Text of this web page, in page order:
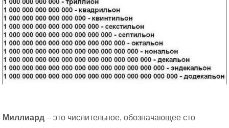
Миллиард – это числительное, обозначающее сто